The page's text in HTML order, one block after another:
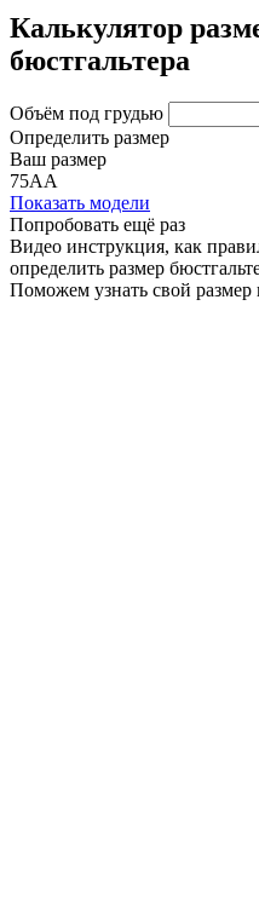
Калькулятор
бюстгальтера
Объём под грудью
Определить размер
Ваш размер
75АА
Показать модели
Попробовать ещё раз
Видео инструкция, как
определить размер
Поможем узнать свой размер